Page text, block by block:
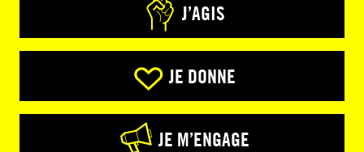
J’AGIS
JE DONNE
JE M’ENGAGE